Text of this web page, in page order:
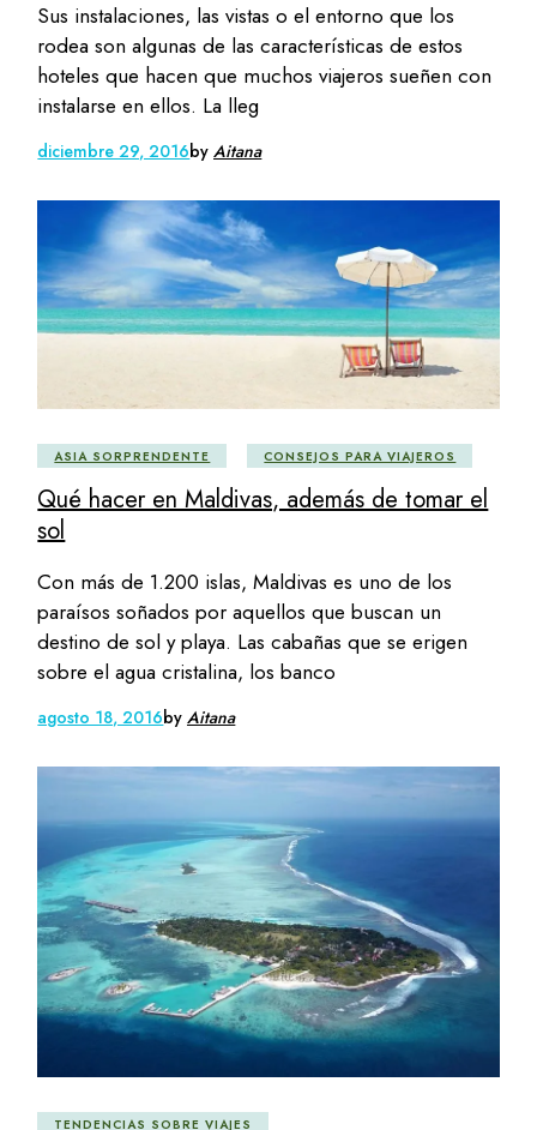
Sus instalaciones, las vistas o el entorno que los
rodea son algunas de las características de estos
hoteles que hacen que muchos viajeros sueñen con
instalarse en ellos. La lleg
diciembre 29, 2016byAitana
ASIA SORPRENDENTE CONSEJOS PARA VIAJEROS
Qué hacer en Maldivas, además de tomar el
sol
Con más de 1.200 islas, Maldivas es uno de los
paraísos soñados por aquellos que buscan un
destino de sol y playa. Las cabañas que se erigen
sobre el agua cristalina, los banco
agosto 18, 2016byAitana
TENDENCIAS SOBRE VIAJES